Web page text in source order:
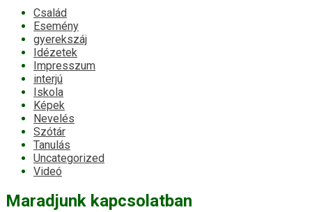
Család
Esemény
gyerekszáj
Idézetek
Impresszum
interjú
Iskola
Képek
Nevelés
Szótár
Tanulás
Uncategorized
Videó
Maradjunk kapcsolatban